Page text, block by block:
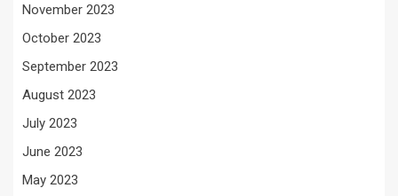
November 2023
October 2023
September 2023
August 2023
July 2023
June 2023
May 2023